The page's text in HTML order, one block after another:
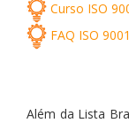
Curso ISO
FAQ ISO
Além da Lista